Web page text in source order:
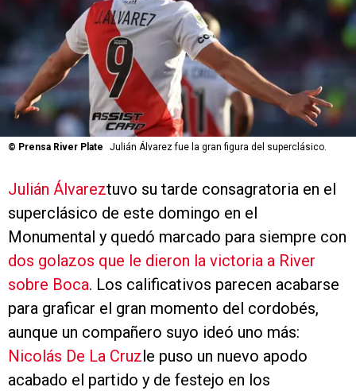
© Prensa River Plate Julián Álvarez fue la gran figura del superclásico.
Julián Álvareztuvo su tarde consagratoria en el
superclásico de este domingo en el
Monumental y quedó marcado para siempre con
dos golazos que le dieron la victoria a River
sobre Boca. Los calificativos parecen acabarse
para graficar el gran momento del cordobés,
aunque un compañero suyo ideó uno más:
Nicolás De La Cruz le puso un nuevo apodo
acabado el partido y de festejo en los